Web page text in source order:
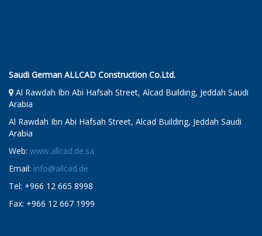
Saudi German ALLCAD Construction Co.Ltd.
Al Rawdah Ibn Abi Hafsah Street, Alcad Building, Jeddah Saudi
Arabia
Al Rawdah Ibn Abi Hafsah Street, Alcad Building, Jeddah Saudi
Arabia
Web: www.allcad.de.sa
Email: info@allcad.de
Tel: +966 12 665 8998
Fax: +966 12 667 1999